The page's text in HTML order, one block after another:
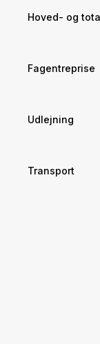
Hoved- og
Fagentreprise
Udlejning
Transport